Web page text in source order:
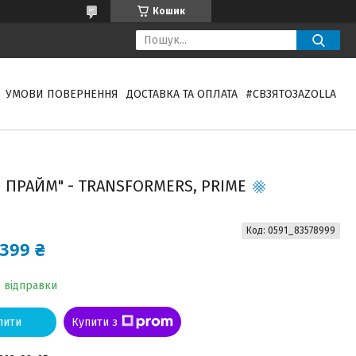
Кошик
УМОВИ ПОВЕРНЕННЯ ДОСТАВКА ТА ОПЛАТА #СВЗЯТОЗAZOLLA
- TRANSFORMERS, PRIME
399 ₴
Код: 0591_83578999
Купити з